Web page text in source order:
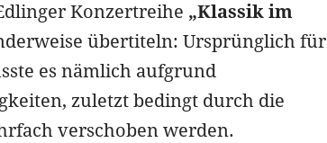
Konzertreihe „Klassik im
übertiteln: Ursprünglich für
es nämlich aufgrund
zuletzt bedingt durch die
verschoben werden.